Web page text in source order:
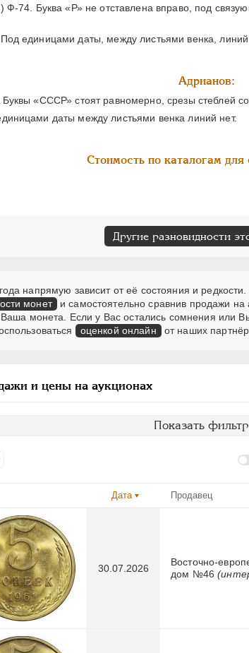
Ф-74. Буква «Р» не отставлена вправо, под
единицами даты, между листьями венка, линий
Адрианов:
«СССР» стоят равномерно, срезы стеблей
даты между листьями венка линий нет.
Стоимость по каталогам для
Другие разновидности
напрямую зависит от её состояния и
монет и самостоятельно сравнив продажи
Ваша монета. Если у Вас остались сомнения или
оценкой онлайн от наших
и цены на аукционах
Показать фильтр
Дата Продавец
30.07.2026
Восточно-
дом №46